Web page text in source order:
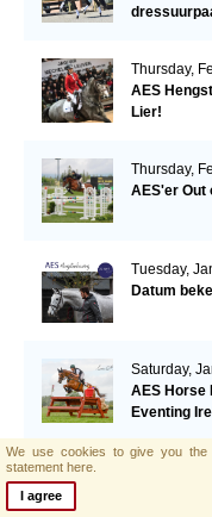
Thursday,
AES
Lier!
Thursday,
AES'er Out
Tuesday,
Datum
Saturday,
AES Horse
Eventing
We use cookies to give you the
statement here.
I agree